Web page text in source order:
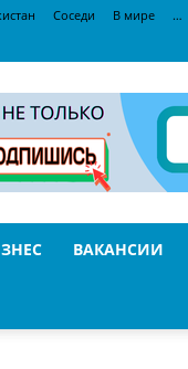
Соседи В мире …
ВАКАНСИИ